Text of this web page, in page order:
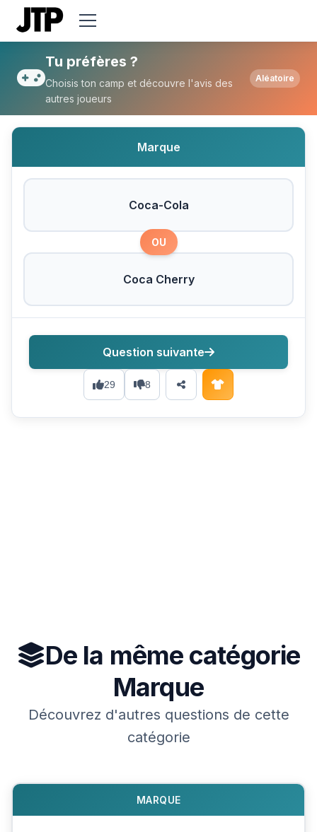
Tu préfères Coca-Cola ou Coca Cherry ?
Tu préfères ?
Choisis ton camp et découvre l'avis des
autres joueurs
Aléatoire
Marque
Coca-Cola
OU
Coca Cherry
29 8
Question suivante
De la même catégorie
Marque
Découvrez d'autres questions de cette
catégorie
MARQUE